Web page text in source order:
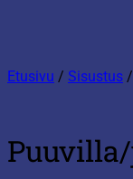
Etusivu / Sisustus /